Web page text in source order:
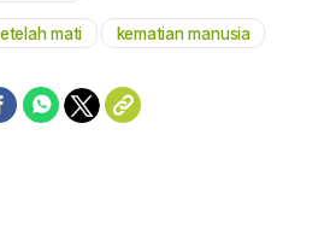
mati kematian manusia